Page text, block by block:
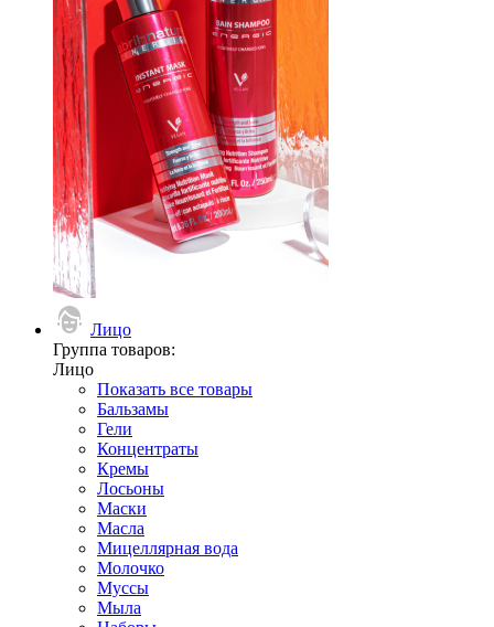
Лицо
Группа товаров:
Лицо
Показать все товары
Бальзамы
Гели
Концентраты
Кремы
Лосьоны
Маски
Масла
Мицеллярная вода
Молочко
Муссы
Мыла